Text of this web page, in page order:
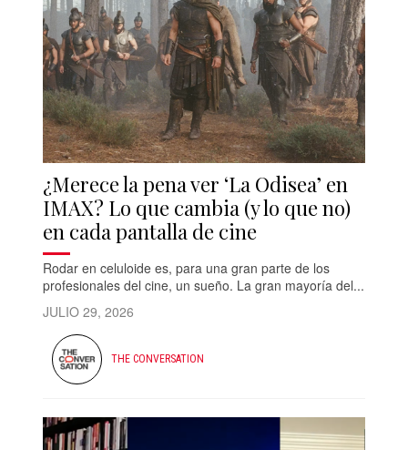
¿Merece la pena ver ‘La Odisea’ en
IMAX? Lo que cambia (y lo que no)
en cada pantalla de cine
Rodar en celuloide es, para una gran parte de los
profesionales del cine, un sueño. La gran mayoría del...
JULIO 29, 2026
THE CONVERSATION